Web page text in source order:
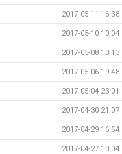
2017-05-11 16:38
2017-05-10 10:04
2017-05-08 10:13
2017-05-06 19:48
2017-05-04 23:01
2017-04-30 21:07
2017-04-29 16:54
2017-04-27 10:04